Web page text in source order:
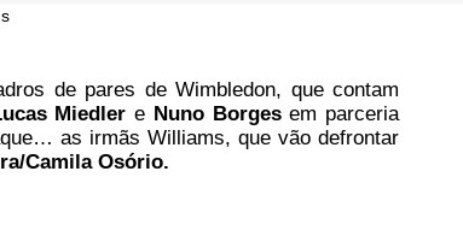
de pares de Wimbledon, que contam
Miedler e Nuno Borgesem parceria
as irmãs Williams, que vão defrontar
Camila Osório.